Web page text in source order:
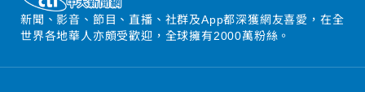
新聞、影音、節目、直播、社群及App都深獲網友喜愛，在全
世界各地華人亦頗受歡迎，全球擁有2000萬粉絲。